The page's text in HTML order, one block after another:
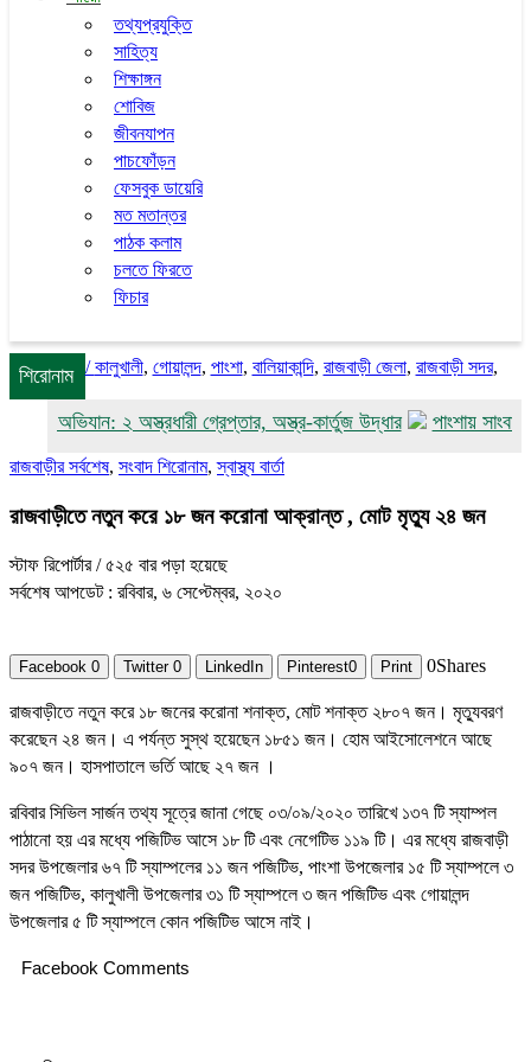
তথ্যপ্রযুক্তি
সাহিত্য
শিক্ষাঙ্গন
শোবিজ
জীবনযাপন
পাচফোঁড়ন
ফেসবুক ডায়েরি
মত মতান্তর
পাঠক কলাম
চলতে ফিরতে
ফিচার
শিরোনাম
অভিযান: ২ অস্ত্রধারী গ্রেপ্তার, অস্ত্র-কার্তুজ উদ্ধার
পাংশায়
/কালুখালী, গোয়ালন্দ, পাংশা, বালিয়াকান্দি, রাজবাড়ী জেলা, রাজবাড়ী সদর,
রাজবাড়ীর সর্বশেষ, সংবাদ শিরোনাম,স্বাস্থ্য বার্তা
রাজবাড়ীতে নতুন করে ১৮ জন করোনা আক্রান্ত , মোট মৃত্যু ২৪ জন
স্টাফ রিপোর্টার/ ৫২৫ বার পড়া হয়েছে
সর্বশেষ আপডেট : রবিবার, ৬ সেপ্টেম্বর, ২০২০
Facebook 0 Twitter 0 LinkedIn Pinterest0 Print 0Shares
রাজবাড়ীতে নতুন করে ১৮ জনের করোনা শনাক্ত, মোট শনাক্ত ২৮০৭ জন। মৃত্যুবরণ
করেছেন ২৪ জন। এ পর্যন্ত সুস্থ হয়েছেন ১৮৫১ জন। হোম আইসোলেশনে আছে
৯০৭ জন। হাসপাতালে ভর্তি আছে ২৭ জন ।
রবিবার সিভিল সার্জন তথ্য সূত্রে জানা গেছে ০৩/০৯/২০২০ তারিখে ১৩৭ টি স্যাম্পল
পাঠানো হয় এর মধ্যে পজিটিভ আসে ১৮ টি এবং নেগেটিভ ১১৯ টি। এর মধ্যে রাজবাড়ী
সদর উপজেলার ৬৭ টি স্যাম্পলের ১১ জন পজিটিভ, পাংশা উপজেলার ১৫ টি স্যাম্পলে ৩
জন পজিটিভ, কালুখালী উপজেলার ৩১ টি স্যাম্পলে ৩ জন পজিটিভ এবং গোয়ালন্দ
উপজেলার ৫ টি স্যাম্পলে কোন পজিটিভ আসে নাই।
Facebook Comments